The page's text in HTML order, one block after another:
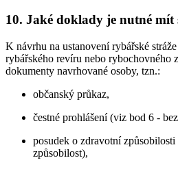
10. Jaké doklady je nutné mít
K návrhu na ustanovení rybářské
rybářského revíru nebo rybochovného
dokumenty navrhované osoby, tzn.:
občanský průkaz,
čestné prohlášení (viz bod 6 -
posudek o zdravotní
způsobilost),